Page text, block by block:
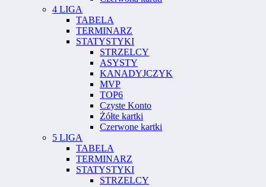
4 LIGA
TABELA
TERMINARZ
STATYSTYKI
STRZELCY
ASYSTY
KANADYJCZYK
MVP
TOP6
Czyste Konto
Żółte kartki
Czerwone kartki
5 LIGA
TABELA
TERMINARZ
STATYSTYKI
STRZELCY